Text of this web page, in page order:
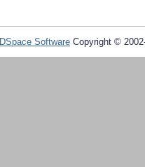
DSpace Software Copyright ©